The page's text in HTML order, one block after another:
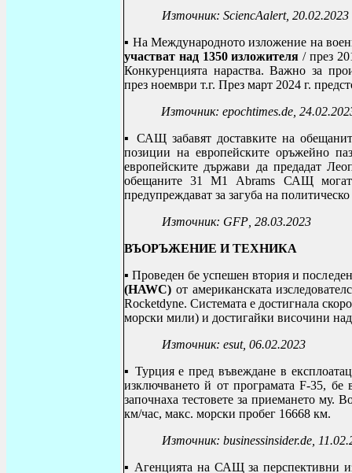
Източник: SciencAalert, 20.02.2023
▪ НаМеждународното изложение на
участват над 1350 изложителя/ през
Конкуренцията нараства. Важно за
през ноември т.г. През март 2024 г.
Източник:epochtimes.de ,
▪ САЩ забавят доставките на
позиции на европейските оръжейно
европейските държави да предадат
обещаните 31M1 Abrams САЩ могат
предупреждават за загуба на
Източник: GFP , 28.03.2023
ВЪОРЪЖЕНИЕ И ТЕХНИКА
▪ Проведен бе успешен втория и
(HAWC) от американската
Rocketdyne. Системата е достигнала
морски мили) и достигайки височини
Източник: esut, 06.02.2023
▪ Турция е пред въвеждане в
изключването й от програмата F-35,
започнаха тестовете за приемането му.
км/час, макс. морски пробег 16668 км.
Източник: businessinsider.de,
▪ Агенциятана САЩ за перспективни